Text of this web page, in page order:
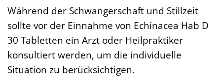
Während der Schwangerschaft und Stillzeit
sollte vor der Einnahme von Echinacea Hab D
30 Tabletten ein Arzt oder Heilpraktiker
konsultiert werden, um die individuelle
Situation zu berücksichtigen.